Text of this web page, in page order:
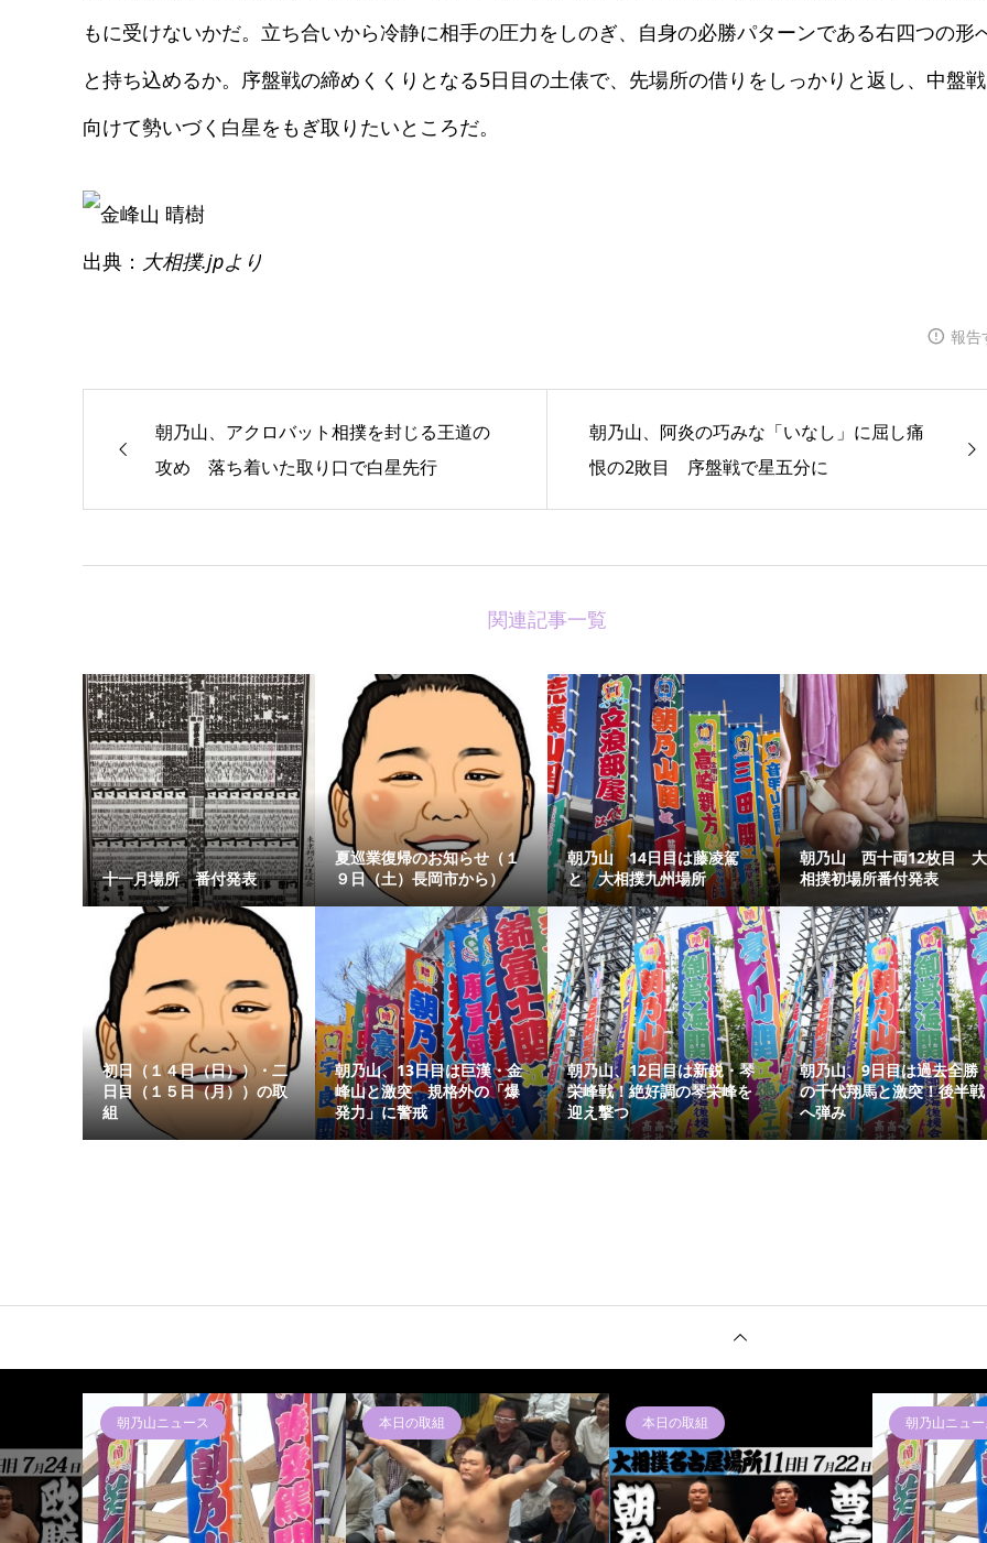
もに受けないかだ。立ち合いから冷静に相手の圧力をしのぎ、自身の必勝パターンである右四つの形
と持ち込めるか。序盤戦の締めくくりとなる5日目の土俵で、先場所の借りをしっかりと返し、中盤
向けて勢いづく白星をもぎ取りたいところだ。
出典： 大相撲.jpより
報告
朝乃山、アクロバット相撲を封じる王道の
攻め 落ち着いた取り口で白星先行
朝乃山、阿炎の巧みな「いなし」に屈し痛
恨の2敗目 序盤戦で星五分に
関連記事一覧
十一月場所 番付発表
夏巡業復帰のお知らせ（１
９日（土）長岡市から）
朝乃山 14日目は藤凌駕
と 大相撲九州場所
朝乃山 西十両12枚目 大
相撲初場所番付発表
初日（１４日（日））・二
日目（１５日（月））の取
組
朝乃山、13日目は巨漢・金
峰山と激突 規格外の「爆
発力」に警戒
朝乃山、12日目は新鋭・琴
栄峰戦！絶好調の琴栄峰を
迎え撃つ
朝乃山、9日目は過去全勝
の千代翔馬と激突！後半戦
へ弾み
本日の取組 朝乃山ニュース 本日の取組 朝乃山ニュ